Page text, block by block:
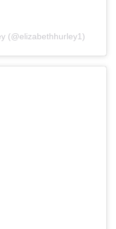
(@elizabethhurley1)